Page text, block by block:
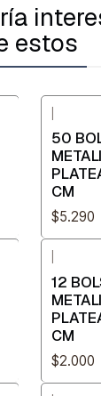
estos
50
CM
$5.290
12
CM
$2.000